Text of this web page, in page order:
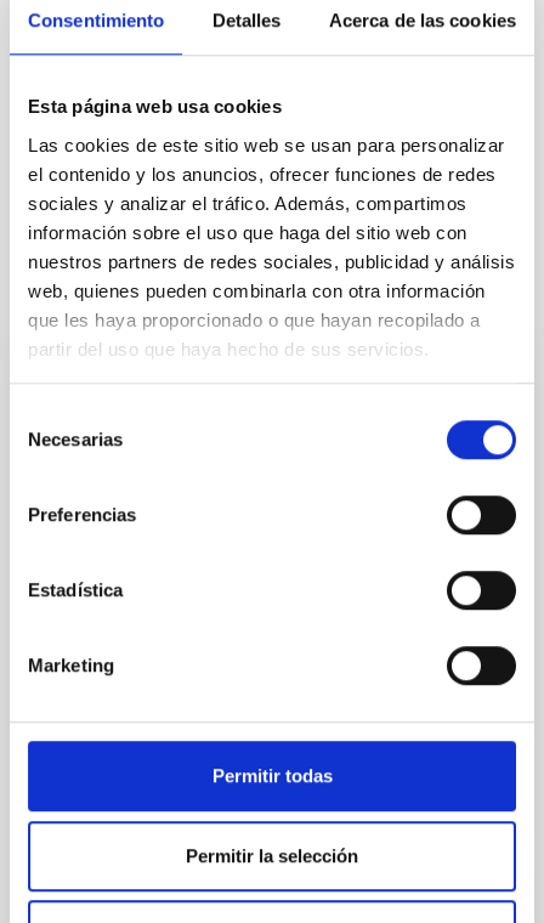
Consentimiento Detalles Acerca de las cookies
Esta página web usa cookies
Las cookies de este sitio web se usan para personalizar
el contenido y los anuncios, ofrecer funciones de redes
sociales y analizar el tráfico. Además, compartimos
información sobre el uso que haga del sitio web con
nuestros partners de redes sociales, publicidad y análisis
web, quienes pueden combinarla con otra información
que les haya proporcionado o que hayan recopilado a
partir del uso que haya hecho de sus servicios.
Necesarias
Preferencias
Estadística
Marketing
Permitir todas
Permitir la selección
It may interest you
PRESS RELEASE
El IAC y SEO/BirdLife Canarias organizan
una conferencia sobre las amenazas de la
Especialistas abordarán el impacto de la iluminación
la salud humana y la biodiversidad El Instituto de
Astrofísica de Canarias (IAC) y SEO/BirdLife Canarias
Una Amenaza Silenciosa", una jornada clave para la
protección del medio ambiente y el patrimonio
que el uso ineficiente y descontrolado de la luz
artificial supone para la
Advertised on 11/07/2025 - 11:18:55